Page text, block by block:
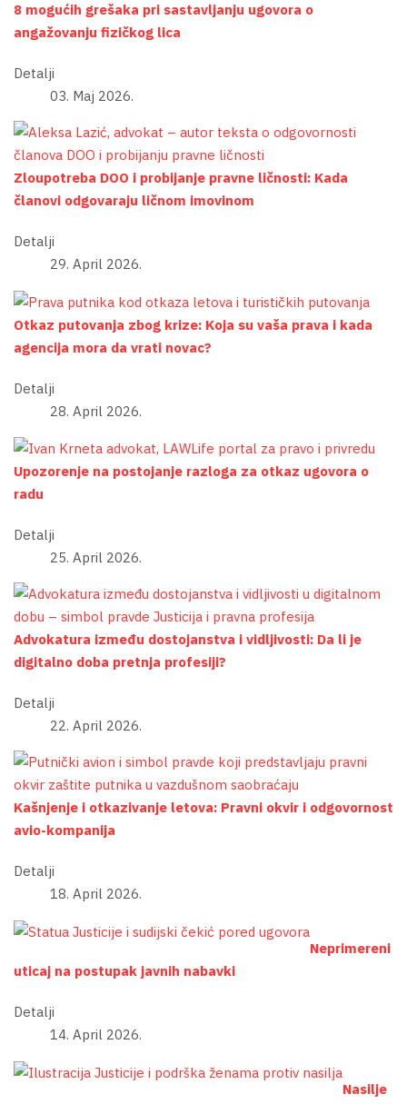
8 mogućih grešaka pri sastavljanju ugovora o
angažovanju fizičkog lica
Detalji
03. Maj 2026.
Zloupotreba DOO i probijanje pravne ličnosti: Kada
članovi odgovaraju ličnom imovinom
Detalji
29. April 2026.
Otkaz putovanja zbog krize: Koja su vaša prava i kada
agencija mora da vrati novac?
Detalji
28. April 2026.
Upozorenje na postojanje razloga za otkaz ugovora o
radu
Detalji
25. April 2026.
Advokatura između dostojanstva i vidljivosti: Da li je
digitalno doba pretnja profesiji?
Detalji
22. April 2026.
Kašnjenje i otkazivanje letova: Pravni okvir i odgovornost
avio-kompanija
Detalji
18. April 2026.
Neprimereni
uticaj na postupak javnih nabavki
Detalji
14. April 2026.
Nasilje